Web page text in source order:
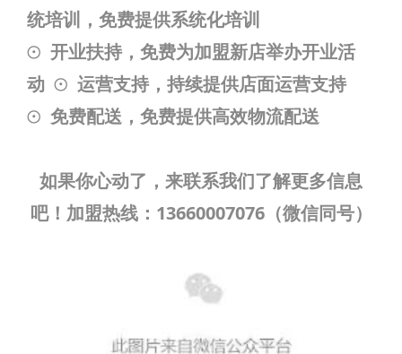
统培训，免费提供系统化培训
⊙ 开业扶持，免费为加盟新店举办开业活
动 ⊙ 运营支持，持续提供店面运营支持
⊙ 免费配送，免费提供高效物流配送
如果你心动了，来联系我们了解更多信息
吧！ 加盟热线： 13660007076（微信同号）